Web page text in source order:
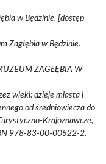
w Będzinie. [dostęp
Zagłębia w Będzinie.
ZAGŁĘBIA W
wieki: dzieje miasta i
od średniowiecza do
Krajoznawcze,
978-83-00-00522-2.